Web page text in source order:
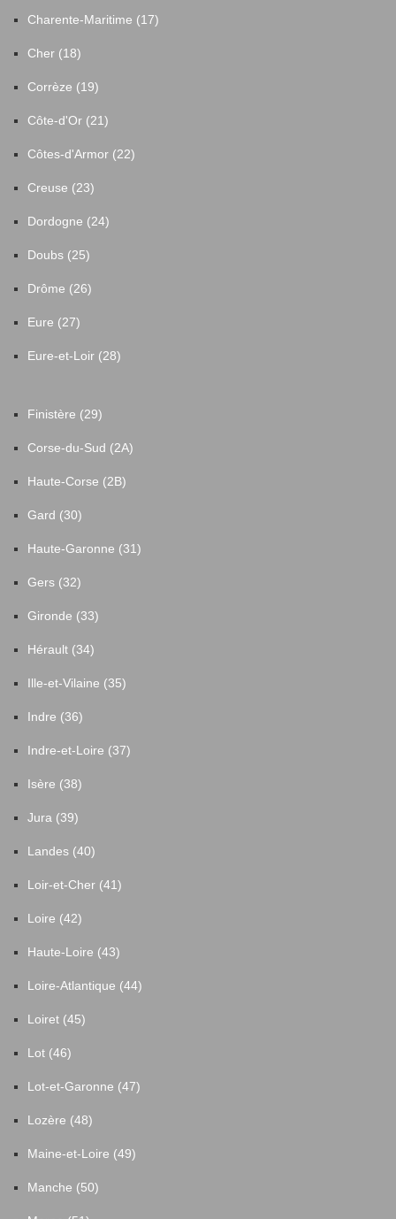
Charente-Maritime (17)
Cher (18)
Corrèze (19)
Côte-d'Or (21)
Côtes-d'Armor (22)
Creuse (23)
Dordogne (24)
Doubs (25)
Drôme (26)
Eure (27)
Eure-et-Loir (28)
Finistère (29)
Corse-du-Sud (2A)
Haute-Corse (2B)
Gard (30)
Haute-Garonne (31)
Gers (32)
Gironde (33)
Hérault (34)
Ille-et-Vilaine (35)
Indre (36)
Indre-et-Loire (37)
Isère (38)
Jura (39)
Landes (40)
Loir-et-Cher (41)
Loire (42)
Haute-Loire (43)
Loire-Atlantique (44)
Loiret (45)
Lot (46)
Lot-et-Garonne (47)
Lozère (48)
Maine-et-Loire (49)
Manche (50)